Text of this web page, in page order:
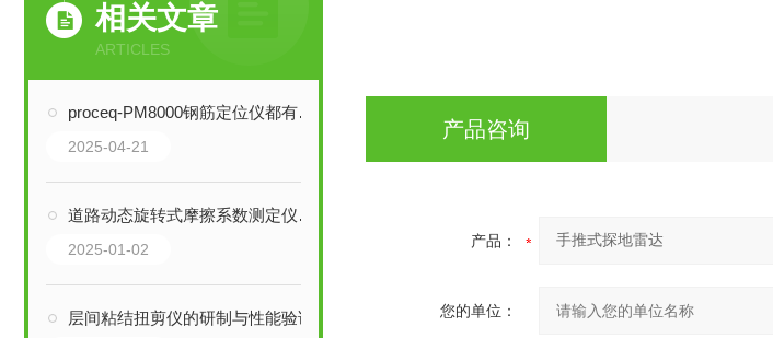
相关文章
ARTICLES
proceq-PM8000钢筋定位仪都有哪些作用？
2025-04-21
道路动态旋转式摩擦系数测定仪的系统组成
2025-01-02
层间粘结扭剪仪的研制与性能验证
产品咨询
产品：
您的单位：